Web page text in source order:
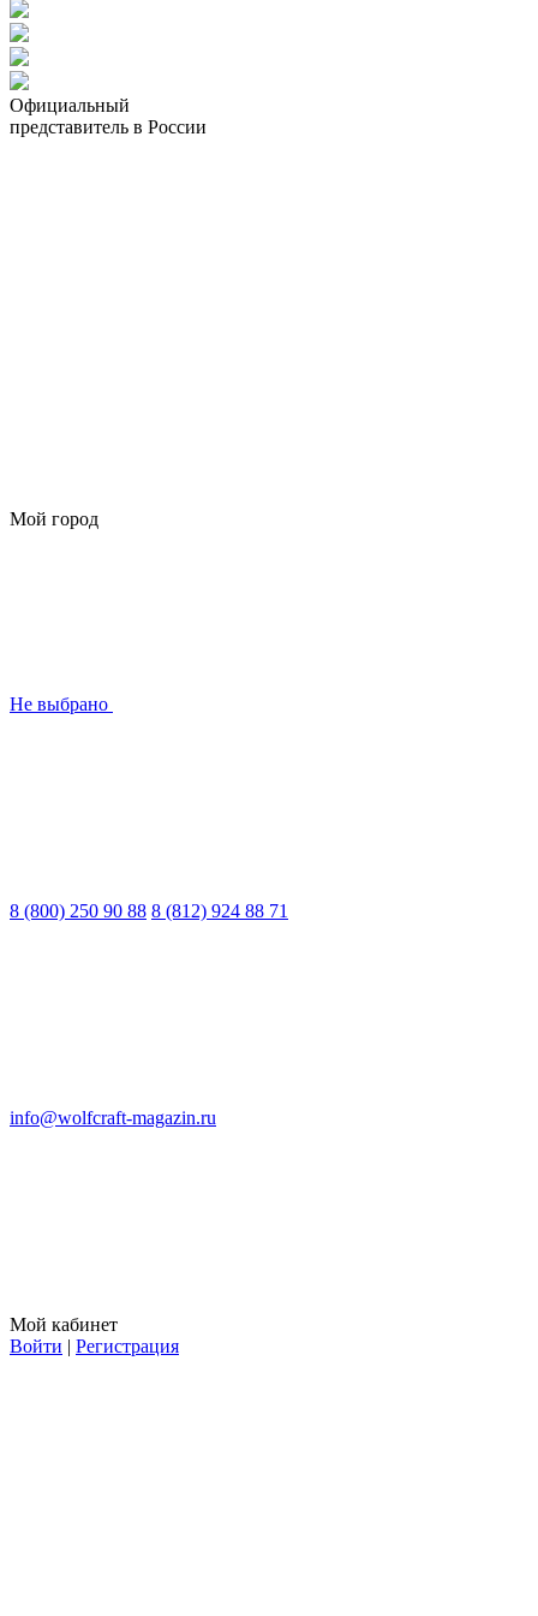
Официальный
представитель в России
Мой город
Не выбрано
8 (800) 250 90 88 8 (812) 924 88 71
info@wolfcraft-magazin.ru
Мой кабинет
Войти | Регистрация